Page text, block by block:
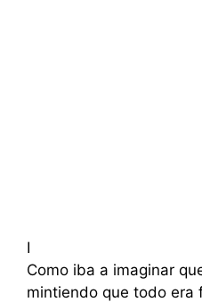
I
Como iba a imaginar
mintiendo que todo era